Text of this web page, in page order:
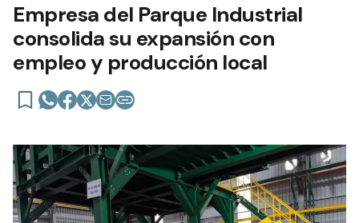
Empresa del Parque Industrial
consolida su expansión con
empleo y producción local